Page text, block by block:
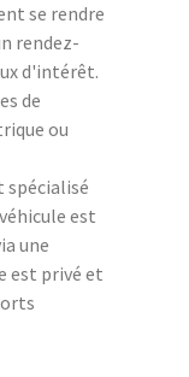
se rendre
rendez-
d'intérêt.
de
ou
spécialisé
est
une
est privé et